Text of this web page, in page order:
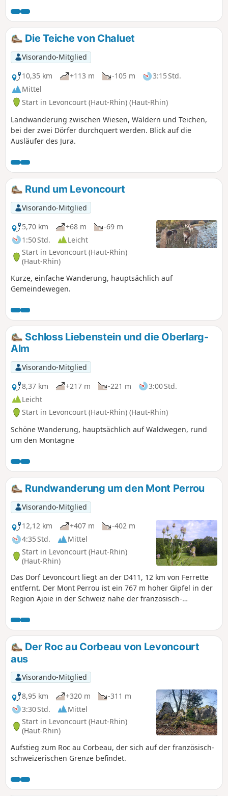
Die Teiche von Chaluet
Visorando-Mitglied
10,35 km
+113 m -105 m
3:15 Std.
Mittel
Start in Levoncourt (Haut-Rhin) (Haut-Rhin)
Landwanderung zwischen Wiesen, Wäldern und Teichen,
bei der zwei Dörfer durchquert werden. Blick auf die
Ausläufer des Jura.
Rund um Levoncourt
Visorando-Mitglied
5,70 km
+68 m
-69 m
1:50 Std.
Leicht
Start in Levoncourt (Haut-Rhin)
(Haut-Rhin)
Kurze, einfache Wanderung, hauptsächlich auf
Gemeindewegen.
Schloss Liebenstein und die Oberlarg-
Alm
Visorando-Mitglied
8,37 km
+217 m -221 m
3:00 Std.
Leicht
Start in Levoncourt (Haut-Rhin) (Haut-Rhin)
Schöne Wanderung, hauptsächlich auf Waldwegen, rund
um den Montagne
Rundwanderung um den Mont Perrou
Visorando-Mitglied
12,12 km
+407 m
-402 m
4:35 Std.
Mittel
Start in Levoncourt (Haut-Rhin)
(Haut-Rhin)
Das Dorf Levoncourt liegt an der D411, 12 km von Ferrette
entfernt. Der Mont Perrou ist ein 767 m hoher Gipfel in der
Region Ajoie in der Schweiz nahe der französisch-
Der Roc au Corbeau von Levoncourt
aus
Visorando-Mitglied
8,95 km
+320 m
-311 m
3:30 Std.
Mittel
Start in Levoncourt (Haut-Rhin)
(Haut-Rhin)
Aufstieg zum Roc au Corbeau, der sich auf der französisch-
schweizerischen Grenze befindet.